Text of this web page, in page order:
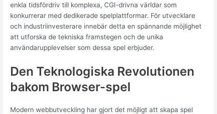
enkla tidsfördriv till komplexa, CGI-drivna världar som
konkurrerar med dedikerade spelplattformar. För utvecklare
och industriinvesterare innebär detta en spännande möjlighet
att utforska de tekniska framstegen och de unika
användarupplevelser som dessa spel erbjuder.
Den Teknologiska Revolutionen
bakom Browser-spel
Modern webbutveckling har gjort det möjligt att skapa spel